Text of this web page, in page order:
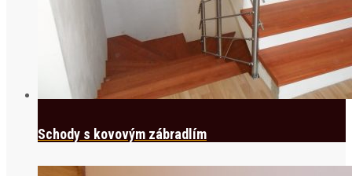
Schody s kovovým zábradlím